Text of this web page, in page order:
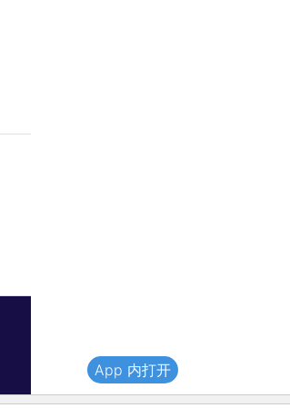
App 内打开